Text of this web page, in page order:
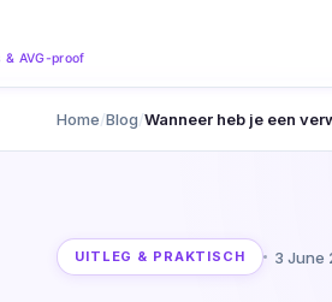
Home Blog Wanneer heb je een
UITLEG & PRAKTISCH 3 June